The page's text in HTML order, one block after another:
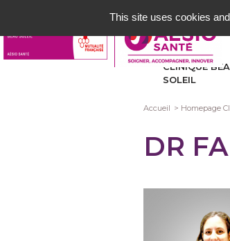
contenu
principal
CLINIQUE
SOLEIL
Fil
d'Ariane
Accueil Homepage
DR
This site uses cookies